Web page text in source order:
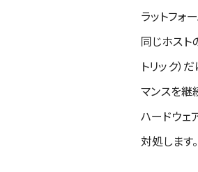
ラットフォ
同じホスト
トリック）
マンスを継
ハードウェ
対処します